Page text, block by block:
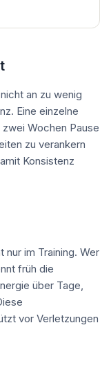
an zu wenig
Eine einzelne
Wochen Pause
zu verankern
Konsistenz
nur im Training. Wer
früh die
über Tage,
vor Verletzungen